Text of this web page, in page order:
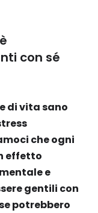
con sé
di vita sano
che ogni
effetto
e
gentili con
potrebbero